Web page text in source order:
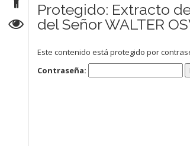
Protegido: Extracto
del Señor WALTER
Este contenido está protegido por
Contraseña: